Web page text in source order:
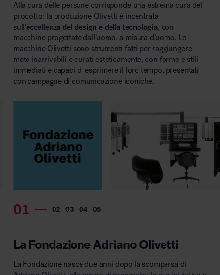
Alla cura delle persone corrisponde una estrema cura del
prodotto: la produzione Olivetti è incentrata
sull’eccellenza del design e della tecnologia, con
macchine progettate dall’uomo, a misura d’uomo. Le
macchine Olivetti sono strumenti fatti per raggiungere
mete inarrivabili e curati esteticamente, con forme e stili
immediati e capaci di esprimere il loro tempo, presentati
con campagne di comunicazione iconiche.
La Fondazione Adriano Olivetti
La Fondazione nasce due anni dopo la scomparsa di